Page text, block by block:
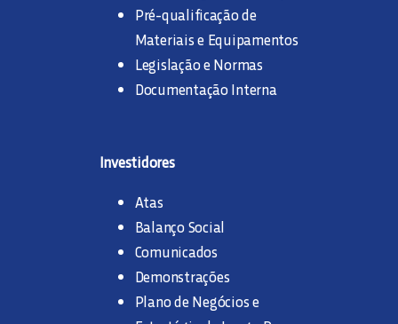
Pré-qualificação de
Materiais e Equipamentos
Legislação e Normas
Documentação Interna
Investidores
Atas
Balanço Social
Comunicados
Demonstrações
Plano de Negócios e